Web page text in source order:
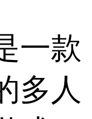
一款
多人